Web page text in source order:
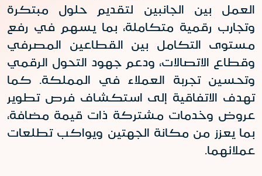
العمل بين الجانبين لتقديم حلول مبتكرة
وتجارب رقمية متكاملة، بما يسهم في رفع
مستوى التكامل بين القطاعين المصرفي
وقطاع الاتصالات، ودعم جهود التحول الرقمي
وتحسين تجربة العملاء في المملكة. كما
تهدف الاتفاقية إلى استكشاف فرص تطوير
عروض وخدمات مشتركة ذات قيمة مضافة،
بما يعزز من مكانة الجهتين ويواكب تطلعات
عملائهما.